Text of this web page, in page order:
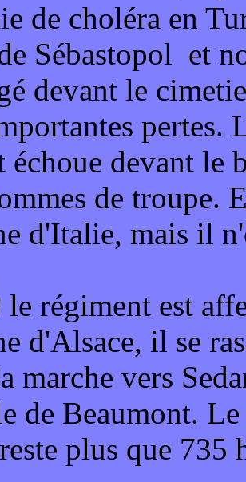
de choléra en
Sébastopol et
devant le
pertes.
échoue devant le
de troupe.
d'Italie, mais il
régiment est
d'Alsace, il se
marche vers
de Beaumont.
plus que 735